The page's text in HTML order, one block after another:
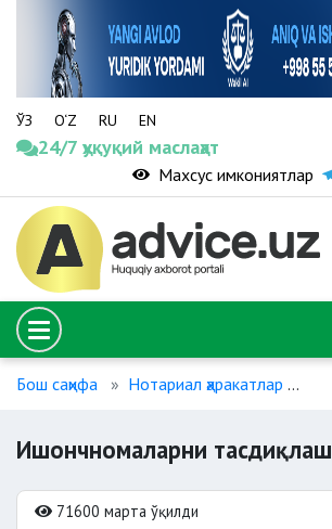
ЎЗ O‘Z RU EN
24/7 ҳуқуқий маслаҳат
Махсус имкониятлар
Бош саҳифа Нотариал ҳаракатлар
Ишончномаларни тасдиқлаш
71600 марта ўқилди